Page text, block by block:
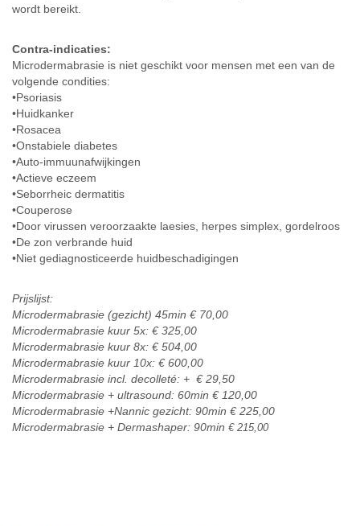
wordt bereikt.
Contra-indicaties:
Microdermabrasie is niet geschikt voor mensen met een van de
volgende condities:
•Psoriasis
•Huidkanker
•Rosacea
•Onstabiele diabetes
•Auto-immuunafwijkingen
•Actieve eczeem
•Seborrheic dermatitis
•Couperose
•Door virussen veroorzaakte laesies, herpes simplex, gordelroos
•De zon verbrande huid
•Niet gediagnosticeerde huidbeschadigingen
Prijslijst:
Microdermabrasie (gezicht) 45min € 70,00
Microdermabrasie kuur 5x: € 325,00
Microdermabrasie kuur 8x: € 504,00
Microdermabrasie kuur 10x: € 600,00
Microdermabrasie incl. decolleté: + € 29,50
Microdermabrasie + ultrasound: 60min € 120,00
Microdermabrasie +Nannic gezicht: 90min € 225,00
Microdermabrasie + Dermashaper: 90min € 215,00